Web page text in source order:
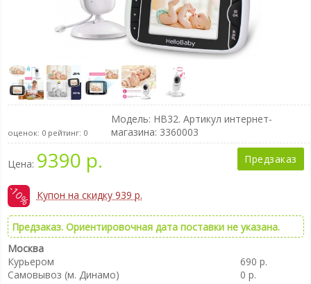
оценок: 0рейтинг: 0
Модель: HB32. Артикул интернет-
магазина: 3360003
Цена: 9390 р. Предзаказ
-10% Купон на скидку 939 р.
Предзаказ. Ориентировочная дата поставки не указана.
Москва
Курьером
690 р.
Самовывоз (м. Динамо)
0 р.